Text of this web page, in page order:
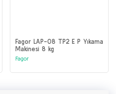
Fagor LAP-08 TP2 E P Yıkama
Makinesi 8 kg
Fagor